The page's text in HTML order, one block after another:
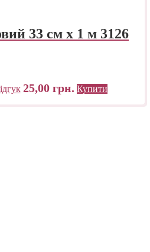
33 см х 1 м 3126
25,00 грн. Купити